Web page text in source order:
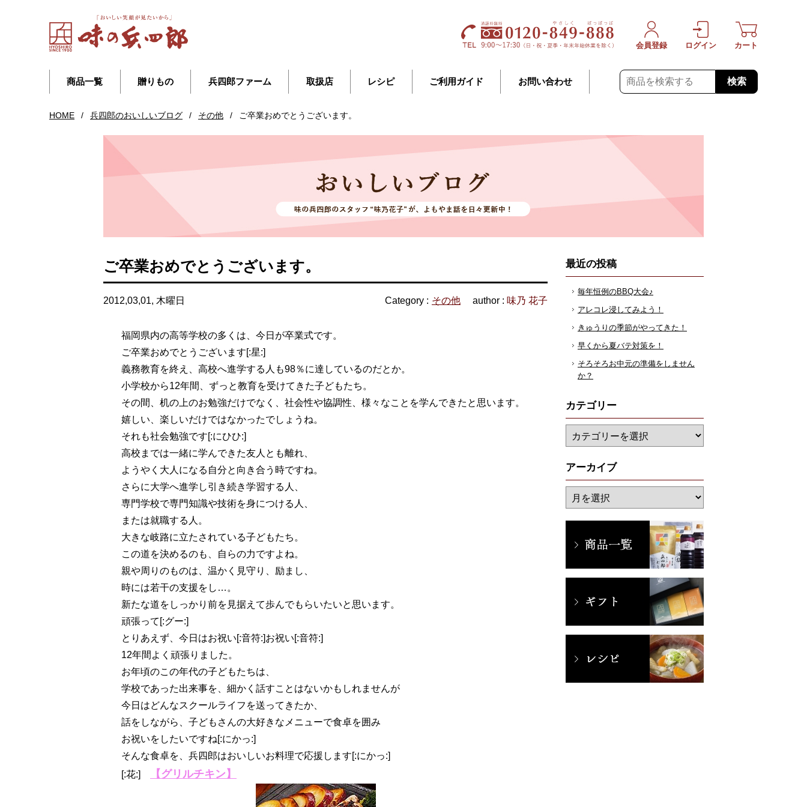
商品一覧 贈りもの 兵四郎ファーム 取扱店 レシピ ご利用ガイド お問い合わせ 検索
会員登録 ログイン カート
HOME / 兵四郎のおいしいブログ / その他 / ご卒業おめでとうございます。
ご卒業おめでとうございます。
2012,03,01, 木曜日 Category : その他 author : 味乃 花子
福岡県内の高等学校の多くは、今日が卒業式です。
ご卒業おめでとうございます[:星:]
義務教育を終え、高校へ進学する人も98％に達しているのだとか。
小学校から12年間、ずっと教育を受けてきた子どもたち。
その間、机の上のお勉強だけでなく、社会性や協調性、様々なことを学んできたと思います。
嬉しい、楽しいだけではなかったでしょうね。
それも社会勉強です[:にひひ:]
高校までは一緒に学んできた友人とも離れ、
ようやく大人になる自分と向き合う時ですね。
さらに大学へ進学し引き続き学習する人、
専門学校で専門知識や技術を身につける人、
または就職する人。
大きな岐路に立たされている子どもたち。
この道を決めるのも、自らの力ですよね。
親や周りのものは、温かく見守り、励まし、
時には若干の支援をし…。
新たな道をしっかり前を見据えて歩んでもらいたいと思います。
頑張って[:グー:]
とりあえず、今日はお祝い[:音符:]お祝い[:音符:]
12年間よく頑張りました。
お年頃のこの年代の子どもたちは、
学校であった出来事を、細かく話すことはないかもしれませんが
今日はどんなスクールライフを送ってきたか、
話をしながら、子どもさんの大好きなメニューで食卓を囲み
お祝いをしたいですね[:にかっ:]
そんな食卓を、兵四郎はおいしいお料理で応援します[:にかっ:]
[:花:]
【グリルチキン】
最近の投稿
毎年恒例のBBQ大会♪
アレコレ浸してみよう！
きゅうりの季節がやってきた！
早くから夏バテ対策を！
そろそろお中元の準備をしません
か？
カテゴリー
アーカイブ